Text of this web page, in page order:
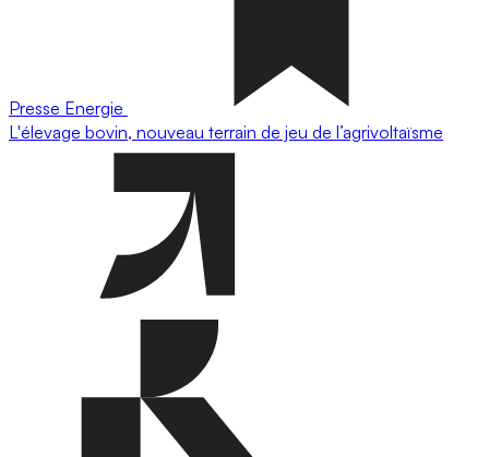
Presse Energie
L'élevage bovin, nouveau terrain de jeu de l’agrivoltaïsme